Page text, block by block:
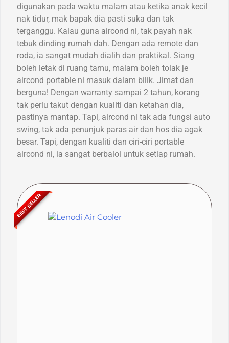
digunakan pada waktu malam atau ketika anak kecil
nak tidur, mak bapak dia pasti suka dan tak
terganggu. Kalau guna aircond ni, tak payah nak
tebuk dinding rumah dah. Dengan ada remote dan
roda, ia sangat mudah dialih dan praktikal. Siang
boleh letak di ruang tamu, malam boleh tolak je
aircond portable ni masuk dalam bilik. Jimat dan
berguna! Dengan warranty sampai 2 tahun, korang
tak perlu takut dengan kualiti dan ketahan dia,
pastinya mantap. Tapi, aircond ni tak ada fungsi auto
swing, tak ada penunjuk paras air dan hos dia agak
besar. Tapi, dengan kualiti dan ciri-ciri portable
aircond ni, ia sangat berbaloi untuk setiap rumah.
BEST SELLER